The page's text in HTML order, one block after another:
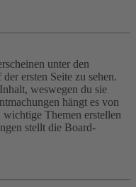
unter den
ersten Seite zu sehen.
weswegen du sie
hängt es von
Themen erstellen
stellt die Board-